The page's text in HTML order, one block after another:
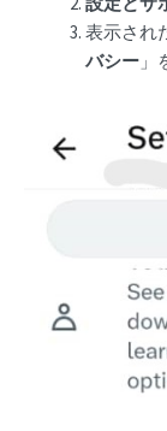
表示され
バシー 」